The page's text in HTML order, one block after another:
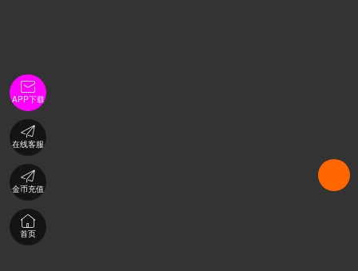

APP下载

在线客服

金币充值

首页